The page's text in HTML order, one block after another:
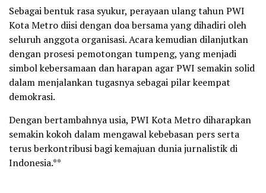
Sebagai bentuk rasa syukur, perayaan ulang tahun PWI
Kota Metro diisi dengan doa bersama yang dihadiri oleh
seluruh anggota organisasi. Acara kemudian dilanjutkan
dengan prosesi pemotongan tumpeng, yang menjadi
simbol kebersamaan dan harapan agar PWI semakin solid
dalam menjalankan tugasnya sebagai pilar keempat
demokrasi.
Dengan bertambahnya usia, PWI Kota Metro diharapkan
semakin kokoh dalam mengawal kebebasan pers serta
terus berkontribusi bagi kemajuan dunia jurnalistik di
Indonesia.**